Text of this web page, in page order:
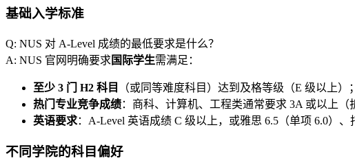
基础入学标准
Q: NUS 对 A-Level 成绩的最低要求是什么？
A: NUS 官网明确要求 国际学生需满足：
至少 3 门 H2 科目
（或同等难度科目）达到及格等级（E 级以上）；
热门专业竞争成绩：商科、计算机、工程类通常要求 3A 或以上（
英语要求：A-Level 英语成绩 C 级以上，或雅思 6.5（单项 6.0）、
不同学院的科目偏好